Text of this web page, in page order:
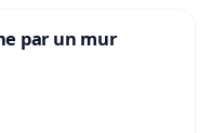
par un mur